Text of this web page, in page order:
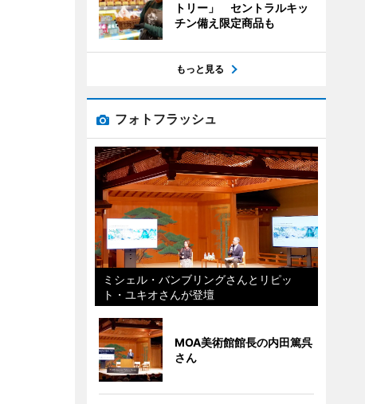
トリー」 セントラルキッ
チン備え限定商品も
もっと見る
フォトフラッシュ
ミシェル・バンブリングさんとリピッ
ト・ユキオさんが登壇
MOA美術館館長の内田篤呉
さん